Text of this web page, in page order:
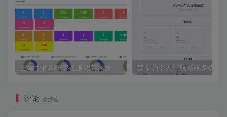
三端手机APP影视源码带采集手机H5源码带VIP卡密功能
评论 抢沙发